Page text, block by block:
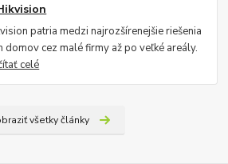
patria medzi najrozšírenejšie riešenia
domov cez malé firmy až po veľké areály.
celé
všetky články